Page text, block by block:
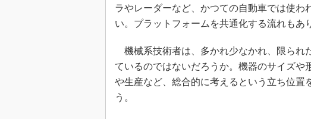
ラやレーダーなど、かつての自動車では使わ
い。プラットフォームを共通化する流れもあ
機械系技術者は、多かれ少なかれ、限られ
ているのではないだろうか。機器のサイズ
や生産など、総合的に考えるという立ち位置
う。